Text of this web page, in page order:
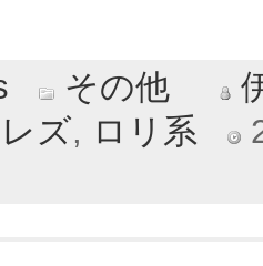
その他
レズ, ロリ系